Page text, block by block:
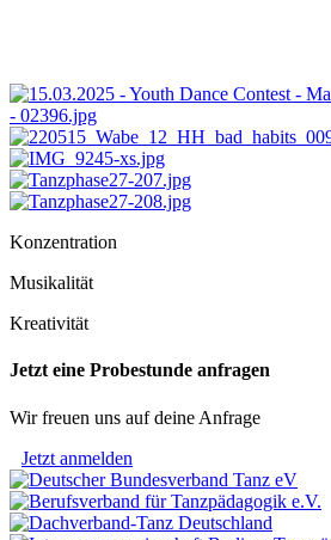
Konzentration
Musikalität
Kreativität
Jetzt eine Probestunde anfragen
Wir freuen uns auf deine Anfrage
Jetzt anmelden